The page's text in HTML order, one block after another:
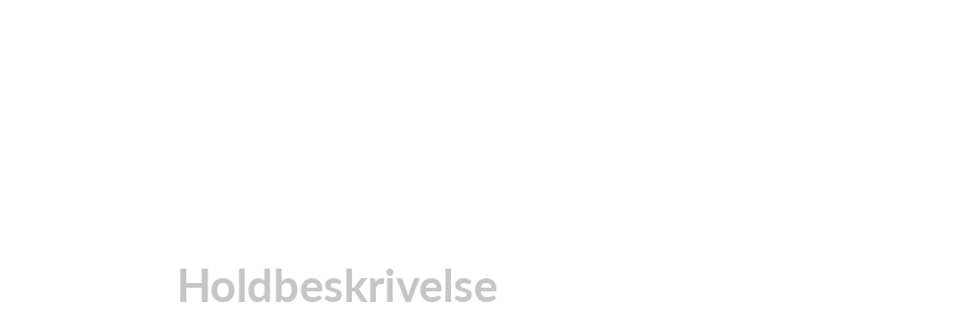
Holdbeskrivelse